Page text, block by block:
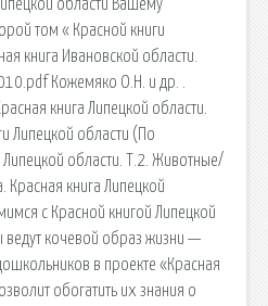
области Вашему
том « Красной книги
книга Ивановской области.
Кожемяко О.Н. и др. .
книга Липецкой области.
Липецкой области (По
области. Т.2. Животные/
Красная книга Липецкой
с Красной книгой Липецкой
ведут кочевой образ жизни —
в проекте «Красная
обогатить их знания о